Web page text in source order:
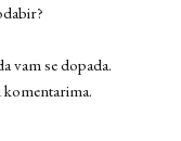
vam se dopada.
komentarima.